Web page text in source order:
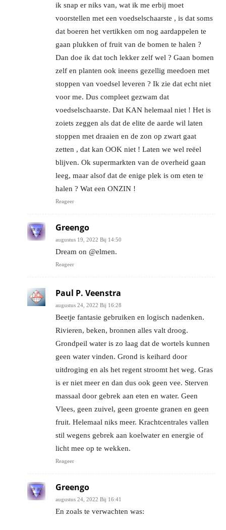
ik snap er niks van, wat ik me erbij moet
voorstellen met een voedselschaarste , is dat soms
dat boeren het vertikken om nog aardappelen te
gaan plukken of fruit van de bomen te halen ?
Dan doe ik dat toch lekker zelf wel ? Gaan bomen
zelf en planten ook ineens gezellig meedoen met
stoppen van voedsel leveren ? Ik zie dat echt niet
voor me. Dus compleet gezwam dat
voedselschaarste. Dat KAN helemaal niet ! Het is
zoiets zeggen als dat de elite de aarde wil laten
stoppen met draaien en de zon op zwart gaat
zetten , dat kan OOK niet ! Laten we wel reëel
blijven. Ok supermarkten van de overheid gaan
leeg, maar alsof dat de enige plek is om eten te
halen ? Wat een ONZIN !
Reageer
Greengo
augustus 19, 2022 Bij 14:50
Dream on @elmen.
Reageer
Paul P. Veenstra
augustus 24, 2022 Bij 16:28
Beetje fantasie gebruiken en logisch nadenken.
Rivieren, beken, bronnen alles valt droog.
Grondpeil water is zo laag dat de wortels kunnen
geen water vinden. Grond is keihard door
uitdroging en als het regent stroomt het weg. Gras
is er niet meer en dan dus ook geen vee. Sterven
massaal door gebrek aan eten en water. Geen
Vlees, geen zuivel, geen groente granen en geen
fruit. Helemaal niks meer. Krachtcentrales vallen
stil wegens gebrek aan koelwater en energie of
licht mee op te wekken.
Reageer
Greengo
augustus 24, 2022 Bij 16:41
En zoals te verwachten was: